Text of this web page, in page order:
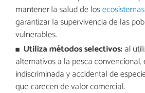
mantener la salud de los
garantizar la supervivencia de las
vulnerables.
Utiliza métodos selectivos: al
alternativos a la pesca
indiscriminada y accidental de
que carecen de valor comercial.